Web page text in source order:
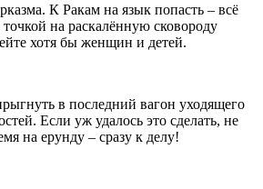
К Ракам на язык попасть – всё
на раскалённую сковороду
хотя бы женщин и детей.
в последний вагон уходящего
Если уж удалось это сделать, не
на ерунду – сразу к делу!